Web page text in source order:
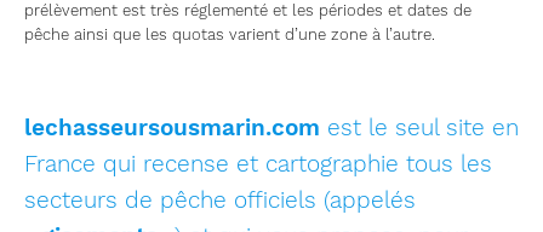
prélèvement est très réglementé et les périodes et dates de
pêche ainsi que les quotas varient d’une zone à l’autre.
lechasseursousmarin.com est le seul site en
France qui recense et cartographie tous les
secteurs de pêche officiels (appelés